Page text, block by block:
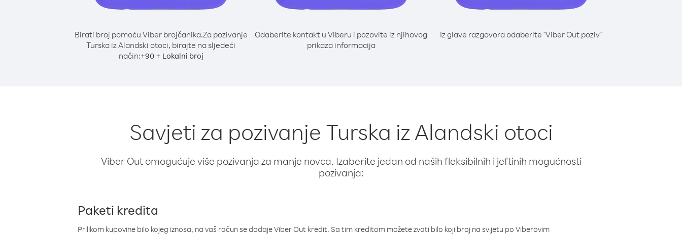
Birati broj pomoću Viber brojčanika.Za pozivanje
Turska iz Alandski otoci, birajte na sljedeći
način:+90+ Lokalni broj
Odaberite kontakt u Viberu i pozovite iz njihovog
prikaza informacija
Iz glave razgovora odaberite "Viber Out poziv"
Savjeti za pozivanje Turska iz Alandski otoci
Viber Out omogućuje više pozivanja za manje novca. Izaberite jedan od naših fleksibilnih i jeftinih mogućnosti
pozivanja:
Paketi kredita
Prilikom kupovine bilo kojeg iznosa, na vaš račun se dodaje Viber Out kredit. Sa tim kreditom možete zvati bilo koji broj na svijetu po Viberovim